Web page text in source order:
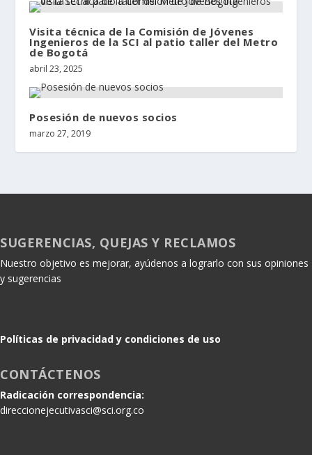
Visita técnica de la Comisión de Jóvenes
Ingenieros de la SCI al patio taller del Metro
de Bogotá
abril 23, 2025
Posesión de nuevos socios
marzo 27, 2019
SUGERENCIAS, QUEJAS Y RECLAMOS
Nuestro objetivo es mejorar, ayúdenos a lograrlo con sus opiniones
y sugerencias
Políticas de privacidad y condiciones de uso
CONTÁCTENOS
Radicación correspondencia:
direccionejecutivasci@sci.org.co